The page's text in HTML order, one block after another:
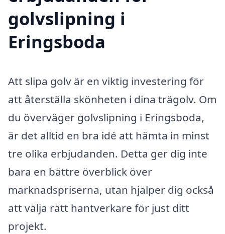
golvslipning i
Eringsboda
Att slipa golv är en viktig investering för
att återställa skönheten i dina trägolv. Om
du överväger golvslipning i Eringsboda,
är det alltid en bra idé att hämta in minst
tre olika erbjudanden. Detta ger dig inte
bara en bättre överblick över
marknadspriserna, utan hjälper dig också
att välja rätt hantverkare för just ditt
projekt.